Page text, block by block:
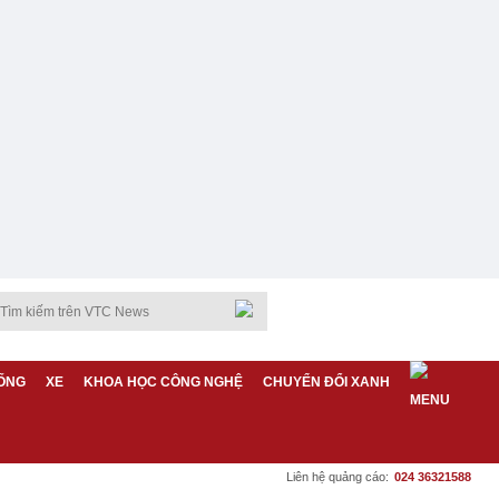
XE KHOA HỌC CÔNG NGHỆ CHUYỂN ĐỔI XANH
Liên hệ quảng cáo: 024 36321588